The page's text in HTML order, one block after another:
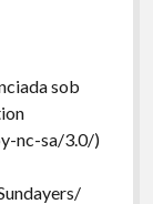
sob
nc-sa/3.0/)